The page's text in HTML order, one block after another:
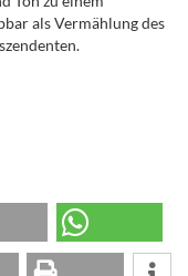
als Vermählung des